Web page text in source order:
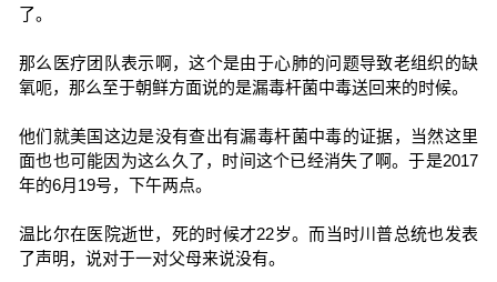
了。
那么医疗团队表示啊，这个是由于心肺的问题导致老组织的缺
氧呃，那么至于朝鲜方面说的是漏毒杆菌中毒送回来的时候。
他们就美国这边是没有查出有漏毒杆菌中毒的证据，当然这里
面也也可能因为这么久了，时间这个已经消失了啊。于是2017
年的6月19号，下午两点。
温比尔在医院逝世，死的时候才22岁。而当时川普总统也发表
了声明，说对于一对父母来说没有。